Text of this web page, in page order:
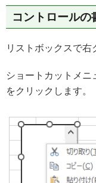
コントロールの
リストボックスで右
ショートカットメニ
をクリックします。